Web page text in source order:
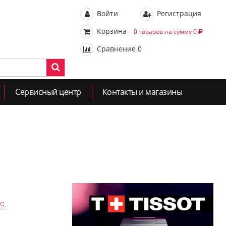
Войти
Регистрация
Корзина
0 товаров на сумму 0
Сравнение 0
Сервисный центр Контакты и магазины